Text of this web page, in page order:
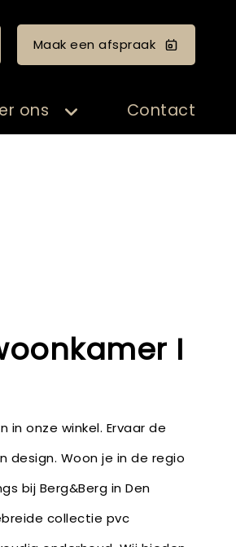
Maak een afspraak
ons Contact
I
in onze winkel. Ervaar de
Woon je in de regio
bij Berg&Berg in Den
collectie pvc